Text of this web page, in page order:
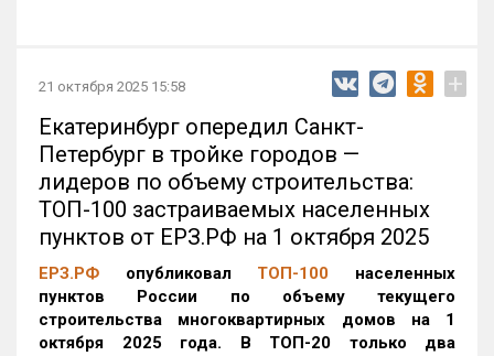
21 октября 2025 15:58 +
Екатеринбург опередил Санкт-
Петербург в тройке городов —
лидеров по объему строительства:
ТОП-100 застраиваемых населенных
пунктов от ЕРЗ.РФ на 1 октября 2025
ЕРЗ.РФ опубликовал ТОП-100 населенных
пунктов России по объему текущего
строительства многоквартирных домов на 1
октября 2025 года. В ТОП-20 только два